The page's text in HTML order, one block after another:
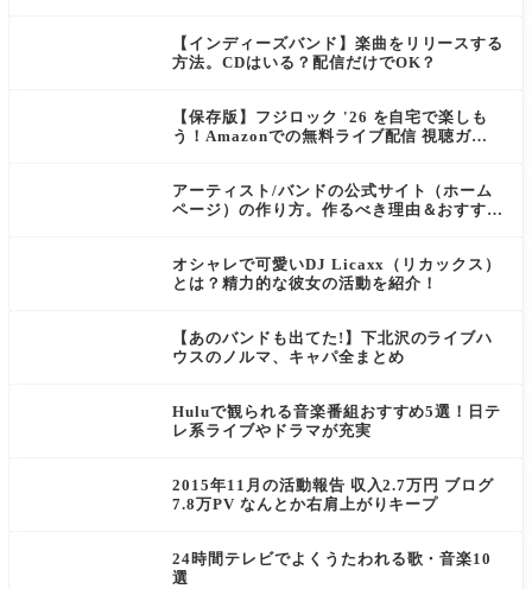
【インディーズバンド】楽曲をリリースする
方法。CDはいる？配信だけでOK？
【保存版】フジロック '26 を自宅で楽しも
う！Amazonでの無料ライブ配信 視聴ガイ
アーティスト/バンドの公式サイト（ホーム
ページ）の作り方。作るべき理由＆おすすめ
オシャレで可愛いDJ Licaxx（リカックス）
とは？精力的な彼女の活動を紹介！
【あのバンドも出てた!】下北沢のライブハ
ウスのノルマ、キャパ全まとめ
Huluで観られる音楽番組おすすめ5選！日テ
レ系ライブやドラマが充実
2015年11月の活動報告 収入2.7万円 ブログ
7.8万PV なんとか右肩上がりキープ
24時間テレビでよくうたわれる歌・音楽10
選